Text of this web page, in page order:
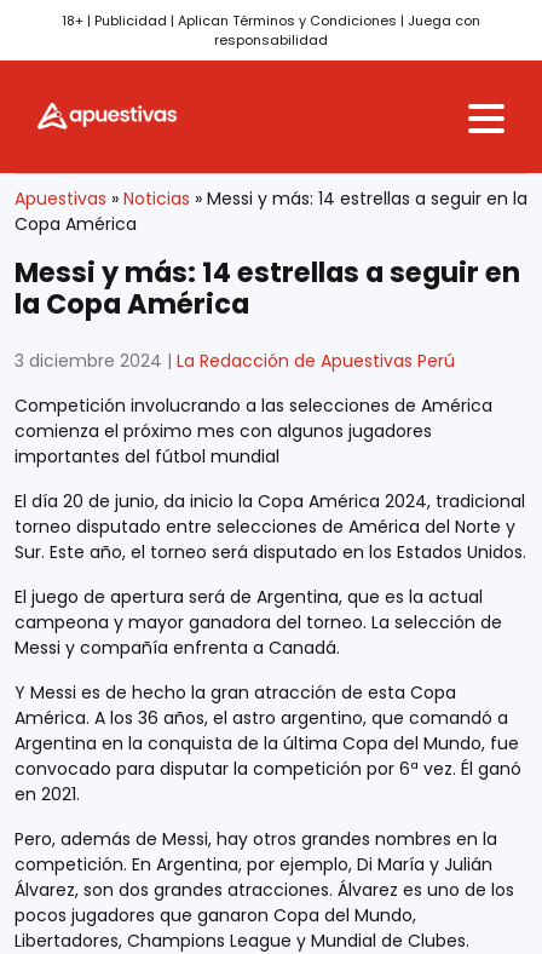
Apuestivas » Noticias » Messi y más: 14 estrellas a seguir en la
Copa América
Messi y más: 14 estrellas a seguir en
la Copa América
3 diciembre 2024 | La Redacción de Apuestivas Perú
Competición involucrando a las selecciones de América
comienza el próximo mes con algunos jugadores
importantes del fútbol mundial
El día 20 de junio, da inicio la Copa América 2024, tradicional
torneo disputado entre selecciones de América del Norte y
Sur. Este año, el torneo será disputado en los Estados Unidos.
El juego de apertura será de Argentina, que es la actual
campeona y mayor ganadora del torneo. La selección de
Messi y compañía enfrenta a Canadá.
Y Messi es de hecho la gran atracción de esta Copa
América. A los 36 años, el astro argentino, que comandó a
Argentina en la conquista de la última Copa del Mundo, fue
convocado para disputar la competición por 6ª vez. Él ganó
en 2021.
Pero, además de Messi, hay otros grandes nombres en la
competición. En Argentina, por ejemplo, Di María y Julián
Álvarez, son dos grandes atracciones. Álvarez es uno de los
pocos jugadores que ganaron Copa del Mundo,
Libertadores, Champions League y Mundial de Clubes.
18+ | Publicidad | Aplican Términos y Condiciones | Juega con
responsabilidad